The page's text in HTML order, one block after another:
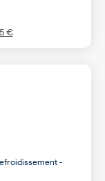
€
-